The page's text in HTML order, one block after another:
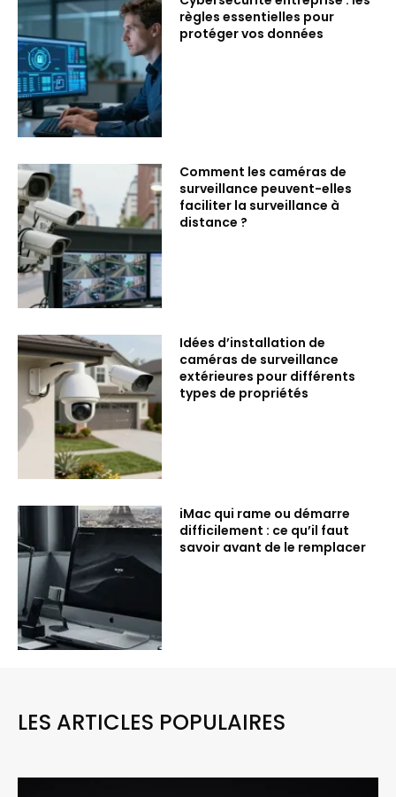
règles essentielles pour
protéger vos données
Comment les caméras de
surveillance peuvent-elles
faciliter la surveillance à
distance ?
Idées d’installation de
caméras de surveillance
extérieures pour différents
types de propriétés
iMac qui rame ou démarre
difficilement : ce qu’il faut
savoir avant de le remplacer
LES ARTICLES POPULAIRES